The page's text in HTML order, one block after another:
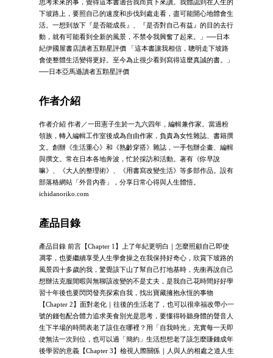
思考未來的事，覺得這本書適合我而買下來讀。我體認到在人生的
下坡路上，要照自己的速度和步伐到處走看，盡可能開心地體會生
活。一想到放下『是否能成長』、『是否對自己有益』的目的去行
動，就有可能看到全新的風景，不禁令我興奮了起來。」──日本
紀伊國屋書店讀者五顆星評價 「這本書讓我相信，聰明走下坡路
會使整體生活變得更好。至今為止很少看到寫得這麼真誠的書。」
──日本亞馬遜讀者五顆星評價
作者介紹
作者介紹 作者／一田憲子生於一九六四年，編輯兼作家。當過粉
領族，轉入編輯工作室後成為自由作家，負責為女性雜誌、書籍撰
文。創辦《生活重心》和《熟齡穿搭》雜誌，一手包辦企畫、編輯
與撰文。常在日本各地奔波，忙於採訪和活動。著有《你早說
嘛》、《大人的整理術》、《用書寫改變生活》等多部作品。設有
部落格網站「外音內香」，分享日常心得與人生體悟。
ichidanoriko.com
產品目錄
產品目錄 前言【Chapter 1】上了年紀更明白｜怎麼照顧自己即使
凋零，也要繼續享受人生學會操之在我保持好奇心，欣賞下坡路的
風景四十多歲的我，驚覺該下山了幫自己打地基時，先衝再說自己
想辦法克服閒暇與無聊該改變的不是丈夫，是我自己花時間好好學
習十年後也要閃閃發亮探索自我，找出寶藏擁抱永恆的事物
【Chapter 2】面對老化｜往後的生活老了，也可以很幸福改帶小一
號的錢包配合體力追求美食別光是思考，要懂得聆聽身體的聲音人
生下半場的時間表老了該住在哪裡？用「自我時光」充實每一天即
使無法一次到位，也可以過「簡約」生活想想老了該怎麼賺錢成年
後學習的意義【Chapter 3】檢視人際關係｜人與人的相處之道人生